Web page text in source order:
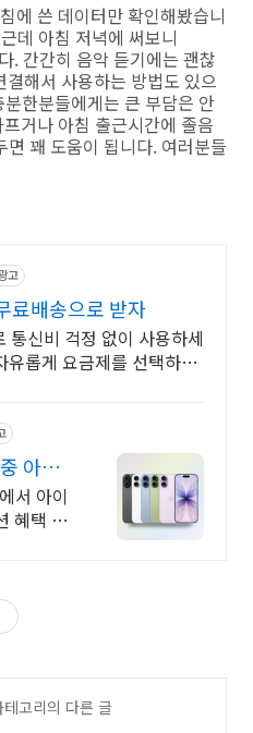
에 쓴 데이터만 확인해봤습니
데 아침 저녁에 써보니
. 간간히 음악 듣기에는 괜찮
해서 사용하는 방법도 있으
한분들에게는 큰 부담은 안
거나 아침 출근시간에 졸음
꽤 도움이 됩니다. 여러분들
고
료배송으로 받자
통신비 걱정 없이 사용하세
롭게 요금제를 선택하고
아이
서 아이
혜택 이
고리의 다른 글